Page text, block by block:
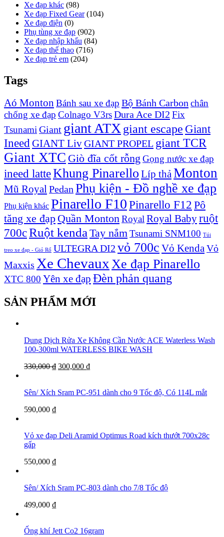
Xe đạp khác (98)
Xe đạp Fixed Gear (104)
Xe đạp điện (0)
Phụ tùng xe đạp (902)
Xe đạp nhập khẩu (84)
Xe đạp thể thao (716)
Xe đạp trẻ em (204)
Tags
Aó Monton Bánh sau xe đạp Bộ Bánh Carbon chân
chống xe đạp Colnago V3rsDura Ace DI2 Fix
Tsunami Giant giant ATX giant escape Giant
Ineed GIANT LivGIANT PROPEL giant TCR
Giant XTC Giò đĩa cốt rỗng Gọng nước xe đạp
ineed latteKhung Pinarello Líp thảMonton
Mũ Royal Pedan Phụ kiện - Đồ nghề xe đạp
Phụ kiện khác Pinarello F10Pinarello F12 Pô
tăng xe đạp Quần MontonRoyal Royal Babyruột
700cRuột kendaTay nắmTsunami SNM100 Túi
treo xe đạp - Giỏ Rổ ULTEGRA DI2 vỏ 700c Vỏ KendaVỏ
Maxxis Xe ChevauxXe đạp Pinarello
XTC 800 Yên xe đạp Đèn phản quang
SẢN PHẨM MỚI
Dung Dịch Rửa Xe Không Cần Nước ACE Waterless Wash
100-300ml WATERLESS BIKE WASH
330,000₫ 300,000 ₫
Sên/ Xích Sram PC-951 dành cho 9 Tốc độ, Có 114L mắt
590,000 ₫
Vỏ xe đạp Deli Aramid Optimus Road kích thướt 700x28c
gấp
550,000 ₫
Sên/ Xích Sram PC-803 dành cho 7/8 Tốc độ
499,000 ₫
Ống khí Jett Co2 16gram